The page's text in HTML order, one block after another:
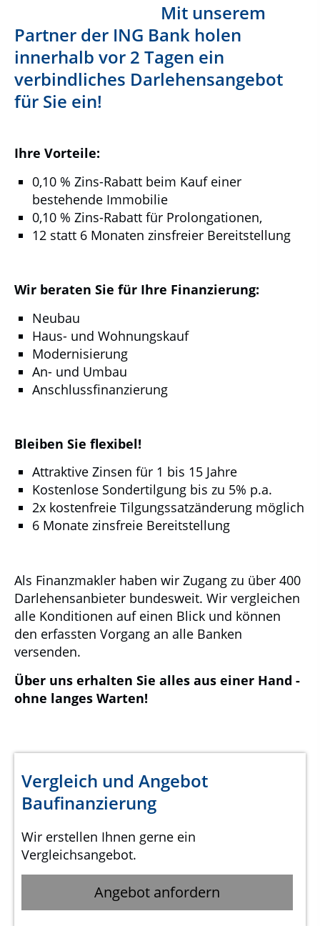
Mit unserem
Partner der ING Bank holen
innerhalb vor 2 Tagen ein
verbindliches Darlehensangebot
für Sie ein!
Ihre Vorteile:
0,10 % Zins-Rabatt beim Kauf einer
bestehende Immobilie
0,10 % Zins-Rabatt für Prolongationen,
12 statt 6 Monaten zinsfreier Bereitstellung
Wir beraten Sie für Ihre Finanzierung:
Neubau
Haus- und Wohnungskauf
Modernisierung
An- und Umbau
Anschlussfinanzierung
Bleiben Sie flexibel!
Attraktive Zinsen für 1 bis 15 Jahre
Kostenlose Sondertilgung bis zu 5% p.a.
2x kostenfreie Tilgungssatzänderung möglich
6 Monate zinsfreie Bereitstellung
Als Finanzmakler haben wir Zugang zu über 400
Darlehensanbieter bundesweit. Wir vergleichen
alle Konditionen auf einen Blick und können
den erfassten Vorgang an alle Banken
versenden.
Über uns erhalten Sie alles aus einer Hand -
ohne langes Warten!
Vergleich und Angebot
Baufinanzierung
Wir erstellen Ihnen gerne ein
Vergleichsangebot.
Angebot anfordern